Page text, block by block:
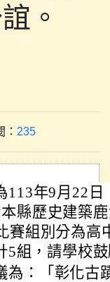
。
235
113年9月22
縣歷史建築
賽組別分為高
5組，請學校
為：「彰化古